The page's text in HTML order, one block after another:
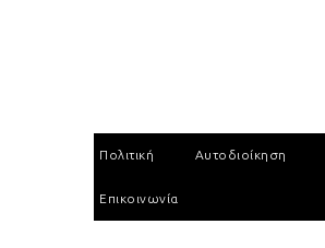
Πολιτική Αυτοδιοίκηση
Επικοινωνία